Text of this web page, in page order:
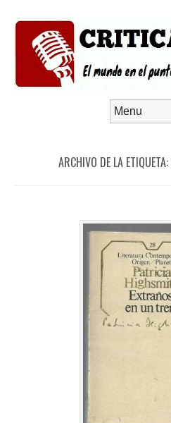
ARCHIVO DE LA ETIQUETA: